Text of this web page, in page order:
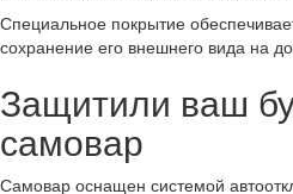
Специальное покрытие
сохранение его внешнего вида на
Защитили ваш
самовар
Самовар оснащен системой